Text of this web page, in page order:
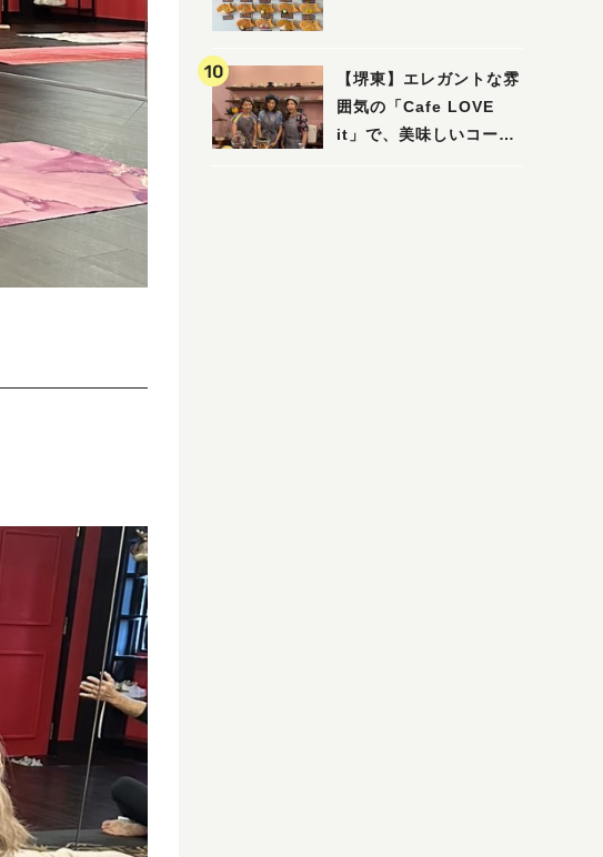
【堺東】エレガントな雰
囲気の「Cafe LOVE
it」で、美味しいコーヒ